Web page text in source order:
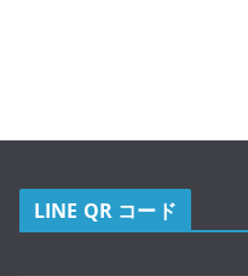
LINE QR コード